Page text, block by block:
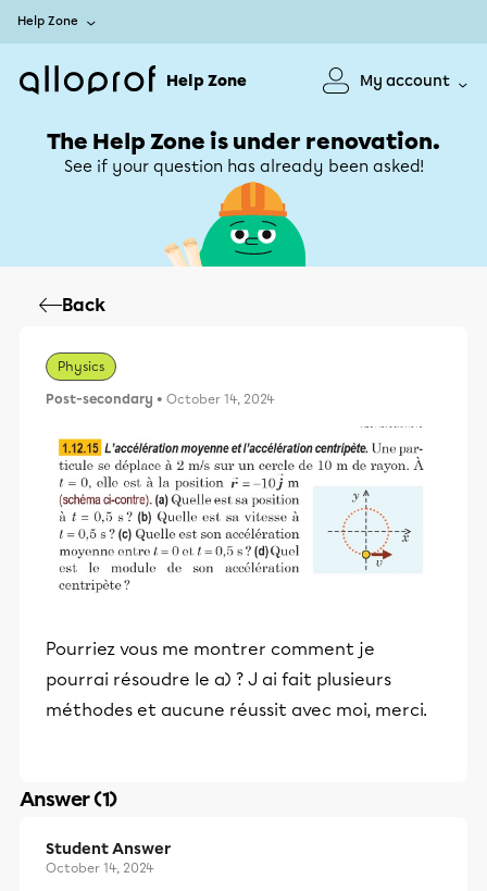
Help Zone
Help Zone My account
The Help Zone is under renovation.
See if your question has already been asked!
Back
Physics
Post-secondary • October 14, 2024
Pourriez vous me montrer comment je
pourrai résoudre le a) ? J ai fait plusieurs
méthodes et aucune réussit avec moi, merci.
Answer (1)
Student Answer
October 14, 2024